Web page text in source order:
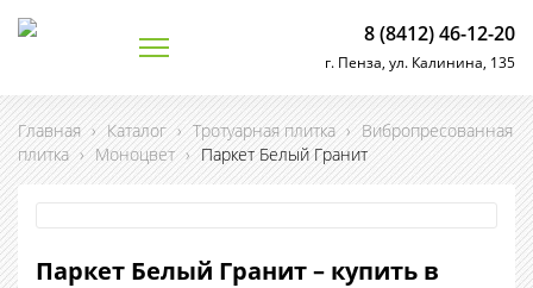
8 (8412) 46-12-20
г. Пенза, ул. Калинина, 135
Главная › Каталог › Тротуарная плитка › Вибропресованная
плитка › Моноцвет › Паркет Белый Гранит
Паркет Белый Гранит – купить в